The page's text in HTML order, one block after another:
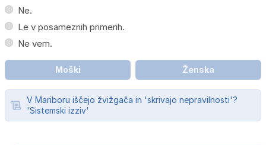
Ne.
Le v posameznih primerih.
Ne vem.
Moški Ženska
V Mariboru iščejo žvižgača in 'skrivajo nepravilnosti'?
'Sistemski izziv'